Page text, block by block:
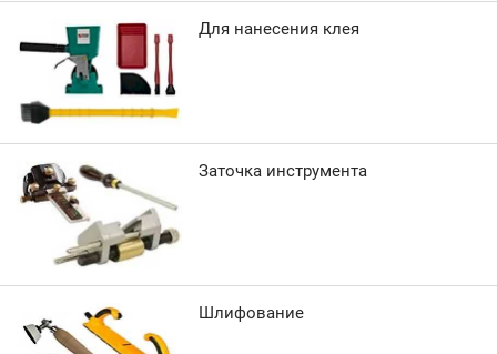
Для нанесения клея
Заточка инструмента
Шлифование